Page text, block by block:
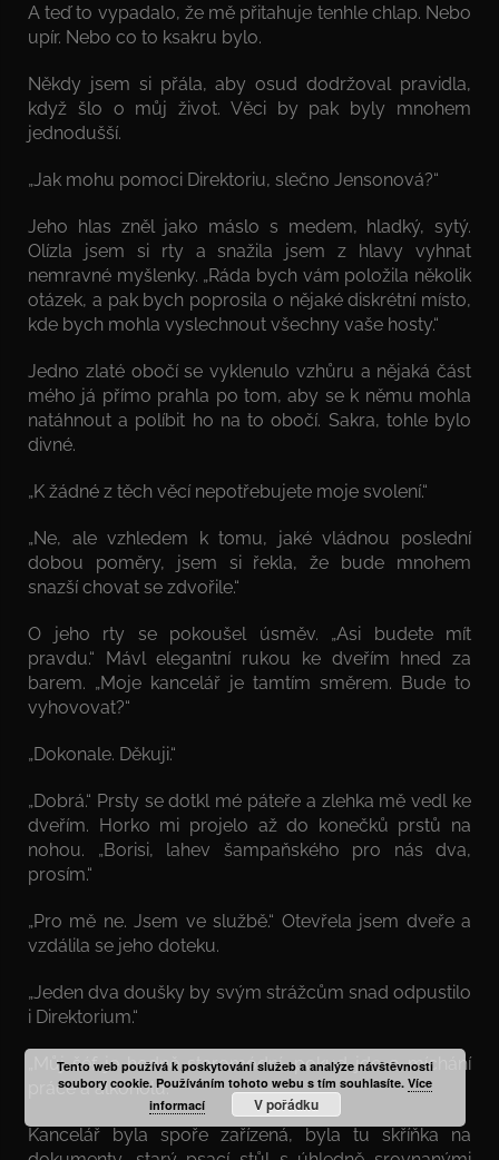
A teď to vypadalo, že mě přitahuje tenhle chlap. Nebo
upír. Nebo co to ksakru bylo.
Někdy jsem si přála, aby osud dodržoval pravidla,
když šlo o můj život. Věci by pak byly mnohem
jednodušší.
„Jak mohu pomoci Direktoriu, slečno Jensonová?“
Jeho hlas zněl jako máslo s medem, hladký, sytý.
Olízla jsem si rty a snažila jsem z hlavy vyhnat
nemravné myšlenky. „Ráda bych vám položila několik
otázek, a pak bych poprosila o nějaké diskrétní místo,
kde bych mohla vyslechnout všechny vaše hosty.“
Jedno zlaté obočí se vyklenulo vzhůru a nějaká část
mého já přímo prahla po tom, aby se k němu mohla
natáhnout a políbit ho na to obočí. Sakra, tohle bylo
divné.
„K žádné z těch věcí nepotřebujete moje svolení.“
„Ne, ale vzhledem k tomu, jaké vládnou poslední
dobou poměry, jsem si řekla, že bude mnohem
snazší chovat se zdvořile.“
O jeho rty se pokoušel úsměv. „Asi budete mít
pravdu.“ Mávl elegantní rukou ke dveřím hned za
barem. „Moje kancelář je tamtím směrem. Bude to
vyhovovat?“
„Dokonale. Děkuji.“
„Dobrá.“ Prsty se dotkl mé páteře a zlehka mě vedl ke
dveřím. Horko mi projelo až do konečků prstů na
nohou. „Borisi, lahev šampaňského pro nás dva,
prosím.“
„Pro mě ne. Jsem ve službě.“ Otevřela jsem dveře a
vzdálila se jeho doteku.
„Jeden dva doušky by svým strážcům snad odpustilo
i Direktorium.“
„Můj šéf je hodně staromódní, pokud jde o míchání
práce a alkoholu.“
Kancelář byla spoře zařízená, byla tu skříňka na
Tento web používá k poskytování služeb a analýze návštěvnosti
soubory cookie. Používáním tohoto webu s tím souhlasíte.Více
informací
V pořádku